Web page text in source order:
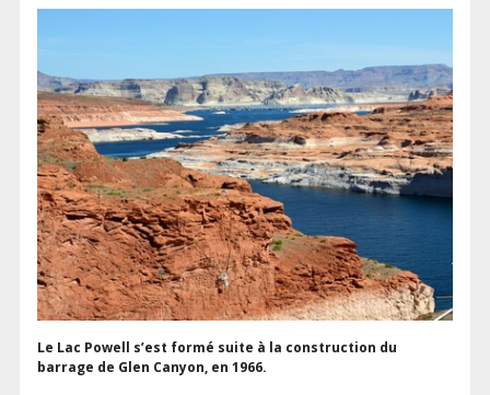
Le Lac Powell s’est formé suite à la construction du
barrage de Glen Canyon, en 1966.